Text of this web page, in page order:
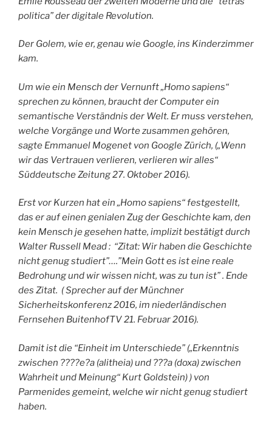
politica” der digitale Revolution.
Der Golem, wie er, genau wie Google, ins Kinderzimmer
kam.
Um wie ein Mensch der Vernunft „Homo sapiens“
sprechen zu können, braucht der Computer ein
semantische Verständnis der Welt. Er muss verstehen,
welche Vorgänge und Worte zusammen gehören,
sagte Emmanuel Mogenet von Google Zürich, („Wenn
wir das Vertrauen verlieren, verlieren wir alles“
Süddeutsche Zeitung 27. Oktober 2016).
Erst vor Kurzen hat ein „Homo sapiens“ festgestellt,
das er auf einen genialen Zug der Geschichte kam, den
kein Mensch je gesehen hatte, implizit bestätigt durch
Walter Russell Mead : “Zitat: Wir haben die Geschichte
nicht genug studiert”….”Mein Gott es ist eine reale
Bedrohung und wir wissen nicht, was zu tun ist” . Ende
des Zitat. ( Sprecher auf der Münchner
Sicherheitskonferenz 2016, im niederländischen
Fernsehen BuitenhofTV 21. Februar 2016).
Damit ist die “Einheit im Unterschiede” („Erkenntnis
zwischen ????e?a (alitheia) und ???a (doxa) zwischen
Wahrheit und Meinung“ Kurt Goldstein) ) von
Parmenides gemeint, welche wir nicht genug studiert
haben.